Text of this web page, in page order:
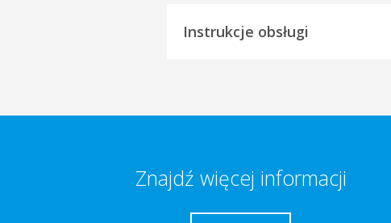
Instrukcje obsługi
Znajdź więcej informacji